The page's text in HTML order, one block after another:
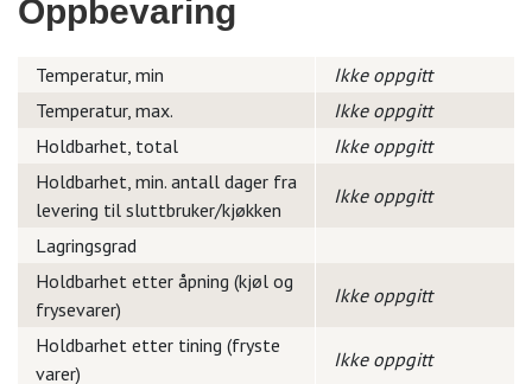
Oppbevaring
Temperatur, min
Ikke oppgitt
Temperatur, max.
Ikke oppgitt
Holdbarhet, total
Ikke oppgitt
Holdbarhet, min. antall dager fra
levering til sluttbruker/kjøkken
Ikke oppgitt
Lagringsgrad
Holdbarhet etter åpning (kjøl og
frysevarer)
Ikke oppgitt
Holdbarhet etter tining (fryste
varer)
Ikke oppgitt